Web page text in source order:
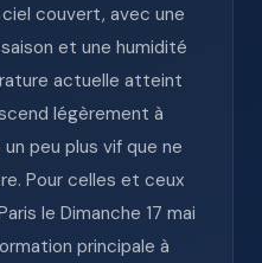
couvert, avec une
et une humidité
actuelle atteint
légèrement à
un peu plus vif que ne
Pour celles et ceux
le Dimanche 17 mai
principale à